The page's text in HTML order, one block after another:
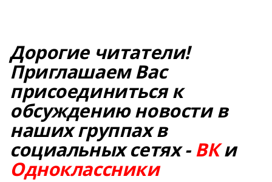
Дорогие читатели!
Приглашаем Вас
присоединиться к
обсуждению новости в
наших группах в
социальных сетях -ВКи
Одноклассники